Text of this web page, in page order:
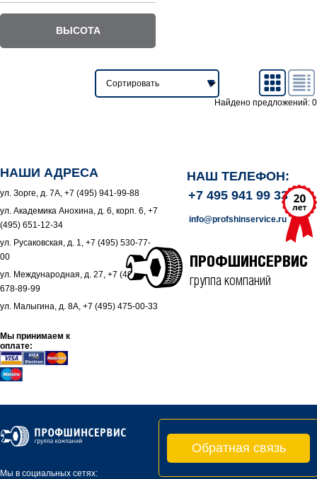
ВЫСОТА
Найдено предложений: 0
НАШИ АДРЕСА
ул. Зорге, д. 7А, +7 (495) 941-99-88
ул. Академика Анохина, д. 6, корп. 6, +7
(495) 651-12-34
ул. Русаковская, д. 1, +7 (495) 530-77-
00
ул. Международная, д. 27, +7 (495)
678-89-99
ул. Малыгина, д. 8А, +7 (495) 475-00-33
Мы принимаем к
оплате:
НАШ ТЕЛЕФОН:
+7 495 941 99 33
info@profshinservice.ru
ПРОФШИНСЕРВИС
группа компаний
Мы в социальных сетях:
Обратная связь